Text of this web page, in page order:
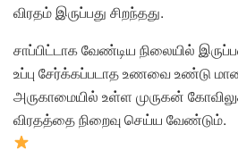
விரதம் இருப்பது சிறந்தது.
சாப்பிட்டாக வேண்டிய நிலையில்
உப்பு சேர்க்கப்படாத உணவை உண்டு
அருகாமையில் உள்ள முருகன்
விரதத்தை நிறைவு செய்ய வேண்டும்.